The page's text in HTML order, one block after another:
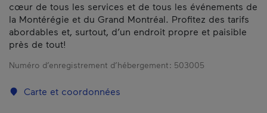
cœur de tous les services et de tous les événements de
la Montérégie et du Grand Montréal. Profitez des tarifs
abordables et, surtout, d’un endroit propre et paisible
près de tout!
Numéro d’enregistrement d’hébergement : 503005
Carte et coordonnées